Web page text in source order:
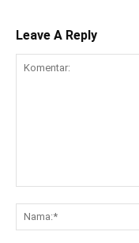
Leave A Reply